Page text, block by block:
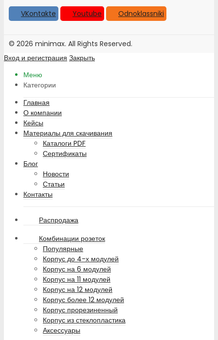
VKontakte
Youtube Odnoklassniki
© 2026 minimax. All Rights Reserved.
Вход и регистрация Закрыть
Меню
Категории
Главная
О компании
Кейсы
Материалы для скачивания
Каталоги PDF
Сертификаты
Блог
Новости
Статьи
Контакты
Распродажа
Комбинации розеток
Популярные
Корпус до 4-х модулей
Корпус на 6 модулей
Корпус на 11 модулей
Корпус на 12 модулей
Корпус более 12 модулей
Корпус прорезиненный
Корпус из стеклопластика
Аксессуары